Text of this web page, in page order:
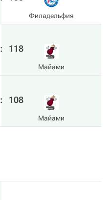
Филадельфия
: 118
Майами
: 108
Майами